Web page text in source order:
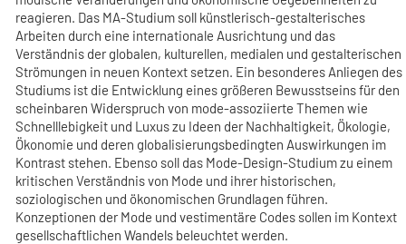
reagieren. Das MA-Studium soll künstlerisch-gestalterisches
Arbeiten durch eine internationale Ausrichtung und das
Verständnis der globalen, kulturellen, medialen und gestalterischen
Strömungen in neuen Kontext setzen. Ein besonderes Anliegen des
Studiums ist die Entwicklung eines größeren Bewusstseins für den
scheinbaren Widerspruch von mode-assoziierte Themen wie
Schnelllebigkeit und Luxus zu Ideen der Nachhaltigkeit, Ökologie,
Ökonomie und deren globalisierungsbedingten Auswirkungen im
Kontrast stehen. Ebenso soll das Mode-Design-Studium zu einem
kritischen Verständnis von Mode und ihrer historischen,
soziologischen und ökonomischen Grundlagen führen.
Konzeptionen der Mode und vestimentäre Codes sollen im Kontext
gesellschaftlichen Wandels beleuchtet werden.